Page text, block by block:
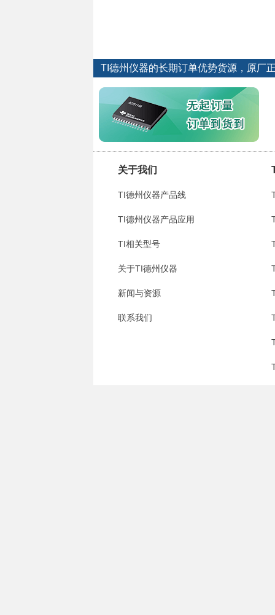
TI德州仪器的长期订单优势货源，原厂
关于我们
TI德州仪器产品线
TI德州仪器产品应用
TI相关型号
关于TI德州仪器
新闻与资源
联系我们